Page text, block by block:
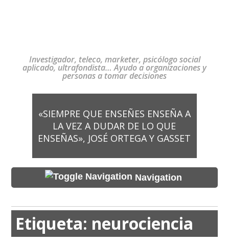
Investigador, teleco, marketer, psicólogo social
aplicado, ultrafondista… Ayudo a organizaciones y
personas a tomar decisiones
«SIEMPRE QUE ENSEÑES ENSEÑA A
LA VEZ A DUDAR DE LO QUE
ENSEÑAS», JOSÉ ORTEGA Y GASSET
Navigation
Etiqueta: neurociencia